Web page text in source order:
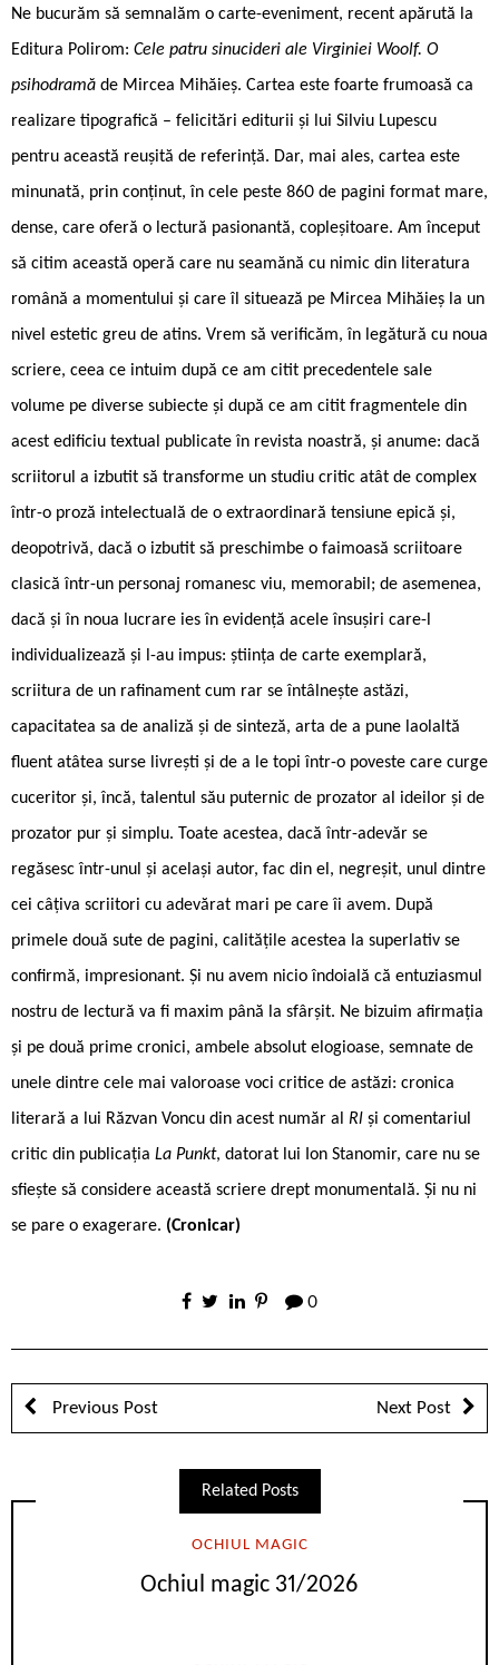
Ne bucurăm să semnalăm o carte-eveniment, recent apărută la
Editura Polirom: Cele patru sinucideri ale Virginiei Woolf. O
psihodramă de Mircea Mihăieș. Cartea este foarte frumoasă ca
realizare tipografică – felicitări editurii și lui Silviu Lupescu
pentru această reușită de referință. Dar, mai ales, cartea este
minunată, prin conținut, în cele peste 860 de pagini format mare,
dense, care oferă o lectură pasionantă, copleșitoare. Am început
să citim această operă care nu seamănă cu nimic din literatura
română a momentului și care îl situează pe Mircea Mihăieș la un
nivel estetic greu de atins. Vrem să verificăm, în legătură cu noua
scriere, ceea ce intuim după ce am citit precedentele sale
volume pe diverse subiecte și după ce am citit fragmentele din
acest edificiu textual publicate în revista noastră, și anume: dacă
scriitorul a izbutit să transforme un studiu critic atât de complex
într-o proză intelectuală de o extraordinară tensiune epică și,
deopotrivă, dacă o izbutit să preschimbe o faimoasă scriitoare
clasică într-un personaj romanesc viu, memorabil; de asemenea,
dacă și în noua lucrare ies în evidență acele însușiri care-l
individualizează și l-au impus: știința de carte exemplară,
scriitura de un rafinament cum rar se întâlnește astăzi,
capacitatea sa de analiză și de sinteză, arta de a pune laolaltă
fluent atâtea surse livrești și de a le topi într-o poveste care curge
cuceritor și, încă, talentul său puternic de prozator al ideilor și de
prozator pur și simplu. Toate acestea, dacă într-adevăr se
regăsesc într-unul și același autor, fac din el, negreșit, unul dintre
cei câțiva scriitori cu adevărat mari pe care îi avem. După
primele două sute de pagini, calitățile acestea la superlativ se
confirmă, impresionant. Și nu avem nicio îndoială că entuziasmul
nostru de lectură va fi maxim până la sfârșit. Ne bizuim afirmația
și pe două prime cronici, ambele absolut elogioase, semnate de
unele dintre cele mai valoroase voci critice de astăzi: cronica
literară a lui Răzvan Voncu din acest număr al Rl și comentariul
critic din publicația La Punkt, datorat lui Ion Stanomir, care nu se
sfiește să considere această scriere drept monumentală. Și nu ni
se pare o exagerare. (Cronicar)
0
Previous Post Next Post
Related Posts
OCHIUL MAGIC
Ochiul magic 31/2026